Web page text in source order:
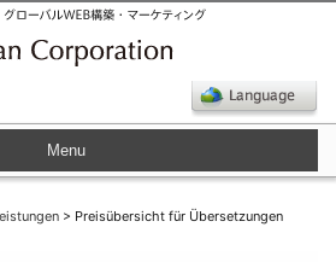
Menu
> Preisübersicht für Übersetzungen